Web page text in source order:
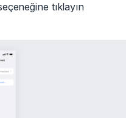
tıklayın